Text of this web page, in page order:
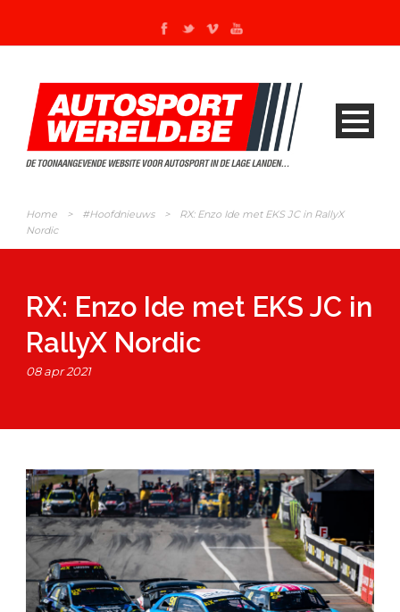
Home > #Hoofdnieuws >
RX: Enzo Ide met EKS JC in RallyX
Nordic
RX: Enzo Ide met EKS JC in
RallyX Nordic
08 apr 2021